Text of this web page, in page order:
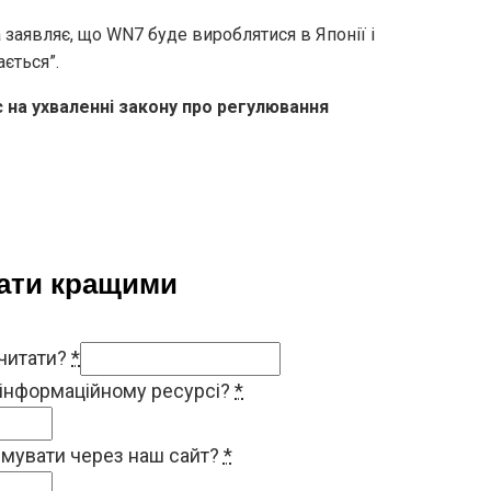
що WN7 буде вироблятися в Японії і
на ухваленні закону про регулювання
кращими
*
ресурсі? *
через наш сайт? *